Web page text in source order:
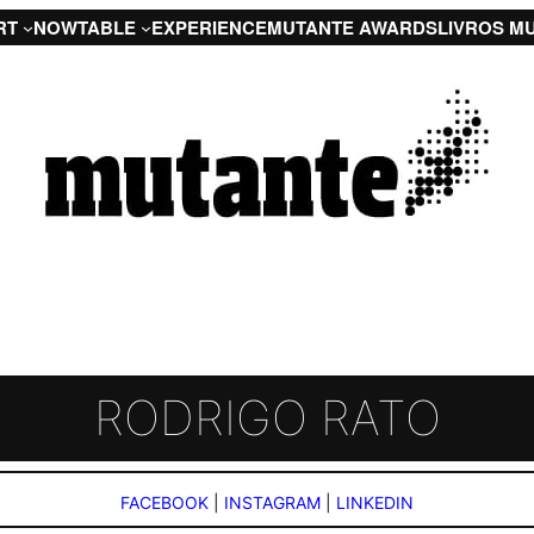
NOWTABLE EXPERIENCEMUTANTE AWARDSLIVROS
RODRIGO RATO
FACEBOOK INSTAGRAM LINKEDIN